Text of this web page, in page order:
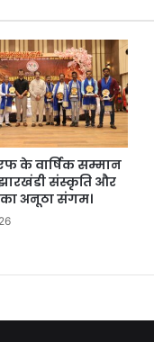
के वार्षिक सम्मान
संस्कृति और
अनूठा संगम।